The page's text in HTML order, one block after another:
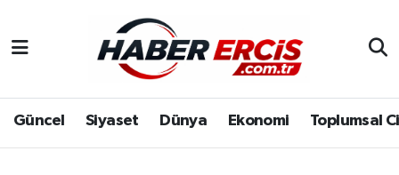
Güncel Siyaset Dünya Ekonomi Toplumsal